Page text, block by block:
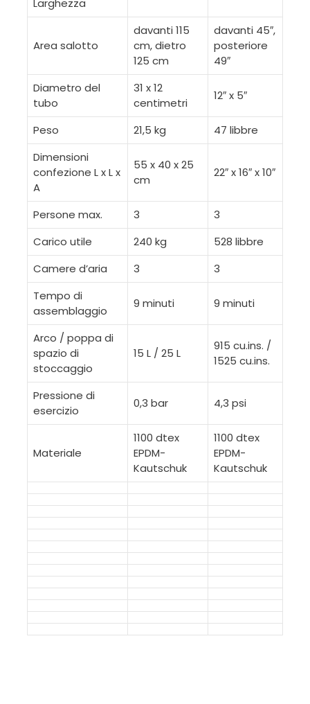
Larghezza
Area salotto
davanti 115
cm, dietro
125 cm
davanti 45″,
posteriore
49″
Diametro del
tubo
31 x 12
centimetri
12″ x 5″
Peso 21,5 kg
47 libbre
Dimensioni
confezione L x L x
A
55 x 40 x 25
cm
22″ x 16″ x 10″
Persone max. 3
3
Carico utile
240 kg
528 libbre
Camere d’aria
3
3
Tempo di
assemblaggio
9 minuti 9 minuti
Arco / poppa di
spazio di
stoccaggio
15 L / 25 L
915 cu.ins. /
1525 cu.ins.
Pressione di
esercizio
0,3 bar 4,3 psi
Materiale
1100 dtex
EPDM-
Kautschuk
1100 dtex
EPDM-
Kautschuk